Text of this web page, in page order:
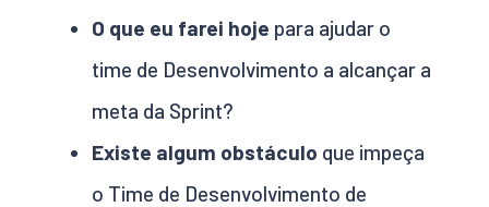
O que eu farei hoje para ajudar o
time de Desenvolvimento a alcançar a
meta da Sprint?
Existe algum obstáculo que impeça
o Time de Desenvolvimento de